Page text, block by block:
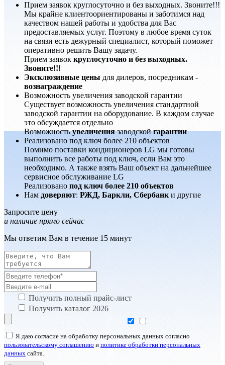
Прием заявок круглосуточно и без выходных. Звоните!!!
Мы крайне клиентоориентированы и заботимся над
качеством нашей работы и удобства для Вас
предоставляемых услуг. Поэтому в любое время суток
на связи есть дежурный специалист, который поможет
оперативно решить Вашу задачу.
Прием заявок круглосуточно и без выходных.
Звоните!!!
Эксклюзивные цены для дилеров, посредникам -
вознаграждение
Возможность увеличения заводской гарантии
Существует возможность увеличения стандартной
заводской гарантии на оборудование. В каждом случае
это обсуждается отдельно
Возможностьувеличениязаводскойгарантии
Реализовано под ключ более 210 объектов
Помимо поставки кондиционеров LG мы готовы
выполнить все работы под ключ, если Вам это
необходимо. А также взять Ваш объект на дальнейшее
сервисное обслуживание LG
Реализовано под ключ более 210 объектов
Нам доверяют: РЖД, Баркли, Сбербанк и другие
Запросите цену
и наличие прямо сейчас
Мы ответим Вам в течение 15 минут
Получить полный прайс-лист
Получить каталог 2026
Я даю согласие на обработку персональных данных согласно
пользовательскому соглашению и политике обработки персональных
данных сайта.